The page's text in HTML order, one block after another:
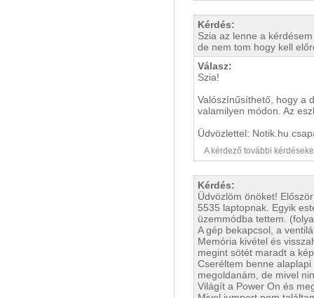
Kérdés:
Szia az lenne a
de nem tom hogy kell
Válasz:
Szia!
Valószínűsíthető, hogy a
valamilyen módon. Az
Üdvözlettel: Notik.hu
A kérdező további
Kérdés:
Üdvözlöm önöket!
5535 laptopnak. Egyik
üzemmódba tettem.
A gép bekapcsol, a
Memória kivétel és
megint sötét maradt a
Cseréltem benne
megoldanám, de mivel
Világít a Power On és